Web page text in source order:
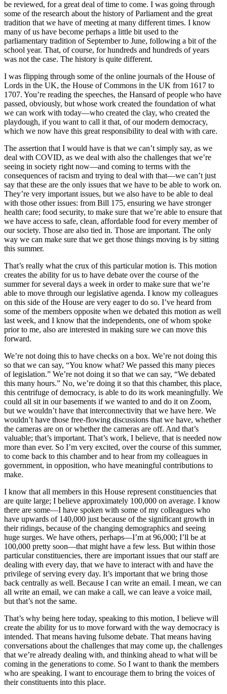
be reviewed, for a great deal of time to come. I was going through
some of the research about the history of Parliament and the great
tradition that we have of meeting at many different times. I know
many of us have become perhaps a little bit used to the
parliamentary tradition of September to June, following a bit of the
school year. That, of course, for hundreds and hundreds of years
was not the case. The history is quite different.
I was flipping through some of the online journals of the House of
Lords in the UK, the House of Commons in the UK from 1617 to
1707. You’re reading the speeches, the Hansard of people who have
passed, obviously, but whose work created the foundation of what
we can work with today—who created the clay, who created the
playdough, if you want to call it that, of our modern democracy,
which we now have this great responsibility to deal with with care.
The assertion that I would have is that we can’t simply say, as we
deal with COVID, as we deal with also the challenges that we’re
seeing in society right now—and coming to terms with the
consequences of racism and trying to deal with that—we can’t just
say that these are the only issues that we have to be able to work on.
They’re very important issues, but we also have to be able to deal
with those other issues: from Bill 175, ensuring we have stronger
health care; food security, to make sure that we’re able to ensure that
we have access to safe, clean, affordable food for every member of
our society. Those are also tied in. Those are important. The only
way we can make sure that we get those things moving is by sitting
this summer.
That’s really what the crux of this particular motion is. This motion
creates the ability for us to have debate over the course of the
summer for several days a week in order to make sure that we’re
able to move through our legislative agenda. I know my colleagues
on this side of the House are very eager to do so. I’ve heard from
some of the members opposite when we debated this motion as well
last week, and I know that the independents, one of whom spoke
prior to me, also are interested in making sure we can move this
forward.
We’re not doing this to have checks on a box. We’re not doing this
so that we can say, “You know what? We passed this many pieces
of legislation.” We’re not doing it so that we can say, “We debated
this many hours.” No, we’re doing it so that this chamber, this place,
this centrifuge of democracy, is able to do its work meaningfully. We
could all sit in our basements if we wanted to and do it on Zoom,
but we wouldn’t have that interconnectivity that we have here. We
wouldn’t have those free-flowing discussions that we have, whether
the cameras are on or whether the cameras are off. And that’s
valuable; that’s important. That’s work, I believe, that is needed now
more than ever. So I’m very excited, over the course of this summer,
to come back to this chamber and to hear from my colleagues in
government, in opposition, who have meaningful contributions to
make.
I know that all members in this House represent constituencies that
are quite large; I believe approximately 100,000 on average. I know
there are some—I have spoken with some of my colleagues who
have upwards of 140,000 just because of the significant growth in
their ridings, because of the changing demographics and seeing
huge surges. We have others, perhaps—I’m at 96,000; I’ll be at
100,000 pretty soon—that might have a few less. But within those
particular constituencies, there are important issues that our staff are
dealing with every day, that we have to interact with and have the
privilege of serving every day. It’s important that we bring those
back centrally as well. Because I can write an email. I mean, we can
all write an email, we can make a call, we can leave a voice mail,
but that’s not the same.
That’s why being here today, speaking to this motion, I believe will
create the ability for us to move forward with the way democracy is
intended. That means having fulsome debate. That means having
conversations about the challenges that may come up, the challenges
that we’re already dealing with, and thinking ahead to what will be
coming in the generations to come. So I want to thank the members
who are speaking. I want to encourage them to bring the voices of
their constituents into this place.